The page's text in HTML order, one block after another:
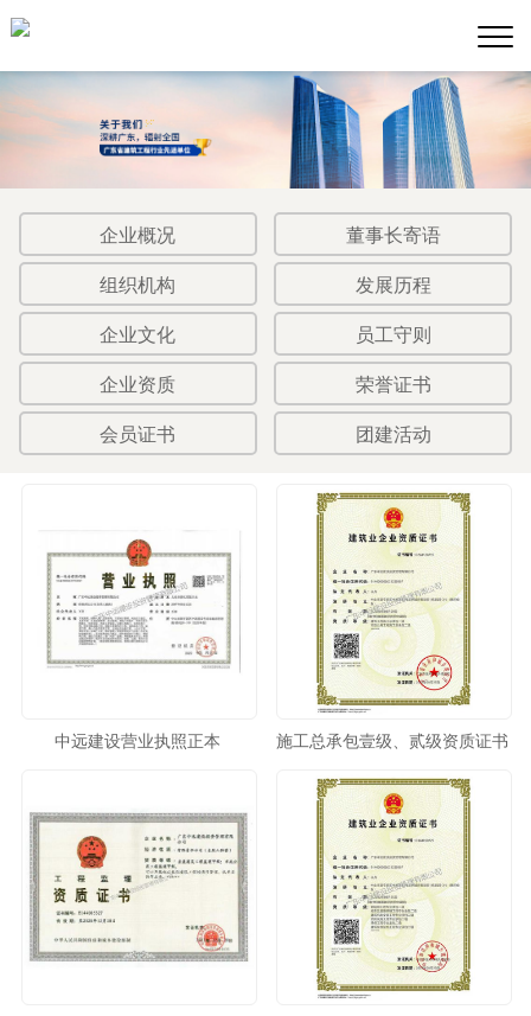
企业概况 董事长寄语
组织机构 发展历程
企业文化 员工守则
企业资质 荣誉证书
会员证书 团建活动
中远建设营业执照正本 施工总承包壹级、贰级资质证书